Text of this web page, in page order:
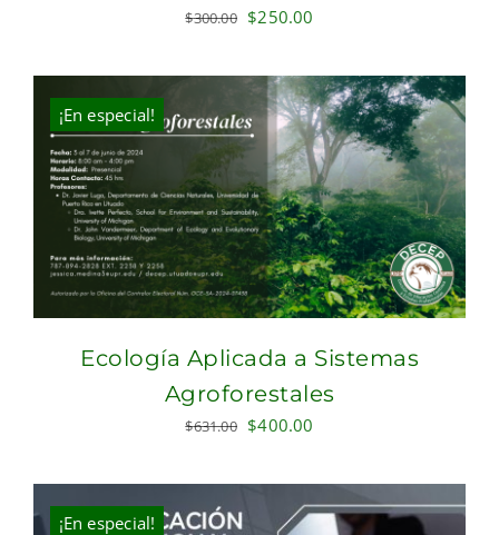
$300.00 Original
was:
$300.00.
$250.00
is:
$250.00.
¡En especial!
Ecología Aplicada a Sistemas
Agroforestales
$631.00 Original
was:
$631.00.
$400.00
is:
$400.00.
¡En especial!